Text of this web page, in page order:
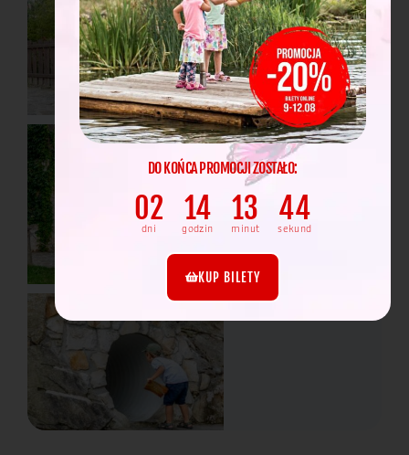
DO KOŃCA PROMOCJI ZOSTAŁO:
02
dni
14
godzin
13
minut
43
sekund
KUP BILETY